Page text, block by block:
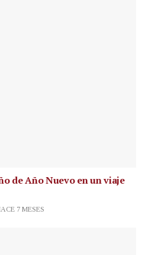
de Año Nuevo en un viaje
7 MESES